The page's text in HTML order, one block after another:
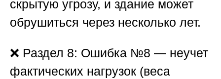
скрытую угрозу, и здание может
обрушиться через несколько лет.
❌ Раздел 8: Ошибка №8 — неучет
фактических нагрузок (веса